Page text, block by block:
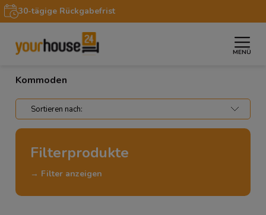
30-tägige Rückgabefrist
MENÜ
Startseite » Möbel
Kommoden
Filterprodukte
→ Filter anzeigen